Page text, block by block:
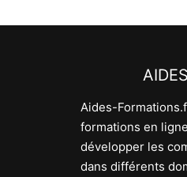
Aides-
formations en
développer les
dans différents